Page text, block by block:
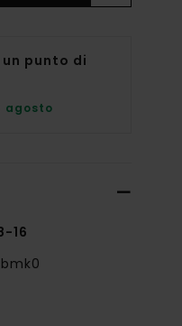
punto di
agosto
16
bmk0